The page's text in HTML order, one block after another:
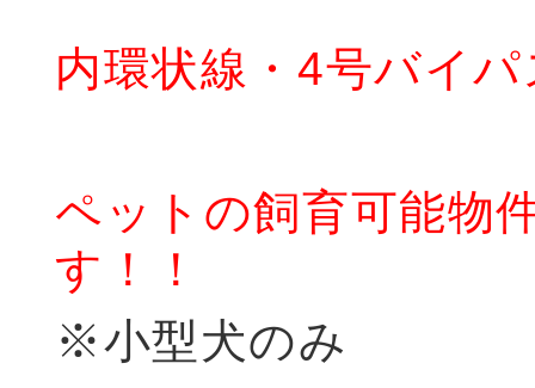
内環状線・4号バイ
ペットの飼育可能物
す！！
※小型犬のみ